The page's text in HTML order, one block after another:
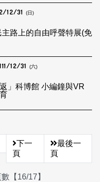
12/31 (日)
路上的自由呼聲特展(免
12/31 (六)
館 小編鐘與VR
下一
頁
最後一
頁
【16/17】